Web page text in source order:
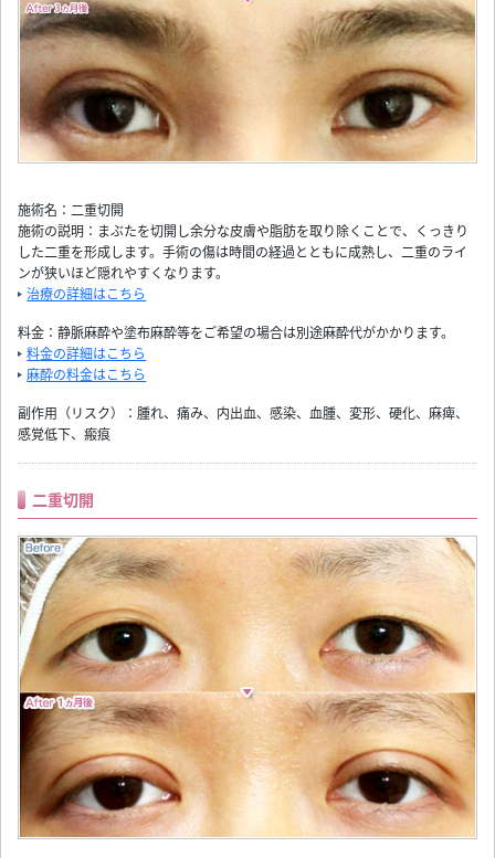
施術名：二重切開
施術の説明：まぶたを切開し余分な皮膚や脂肪を取り除くことで、くっきり
した二重を形成します。手術の傷は時間の経過とともに成熟し、二重のライ
ンが狭いほど隠れやすくなります。
治療の詳細はこちら
料金：静脈麻酔や塗布麻酔等をご希望の場合は別途麻酔代がかかります。
料金の詳細はこちら
麻酔の料金はこちら
副作用（リスク）：腫れ、痛み、内出血、感染、血腫、変形、硬化、麻痺、
感覚低下、瘢痕
二重切開